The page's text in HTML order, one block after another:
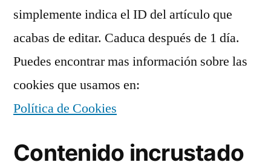
simplemente indica el ID del artículo que
acabas de editar. Caduca después de 1 día.
Puedes encontrar mas información sobre las
cookies que usamos en:
Política de Cookies
Contenido incrustado